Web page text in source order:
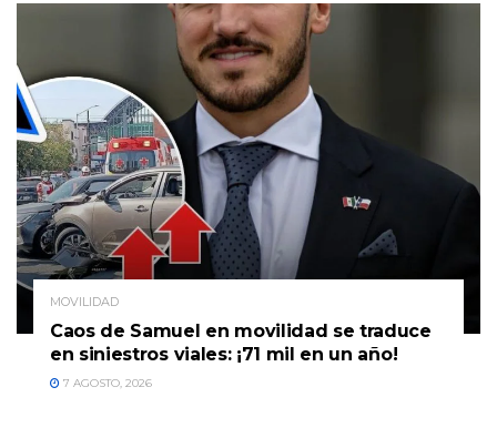
MOVILIDAD
Caos de Samuel en movilidad se traduce
en siniestros viales: ¡71 mil en un año!
7 AGOSTO, 2026